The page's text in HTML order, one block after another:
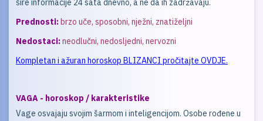
šire informacije 24 sata dnevno, a ne da ih zadržavaju.
Prednosti:brzo uče, sposobni, nježni, znatiželjni
Nedostaci:neodlučni, nedosljedni, nervozni
Kompletan i ažuran horoskop BLIZANCI pročitajte OVDJE.
VAGA - horoskop / karakteristike
Vage osvajaju svojim šarmom i inteligencijom. Osobe rođene u